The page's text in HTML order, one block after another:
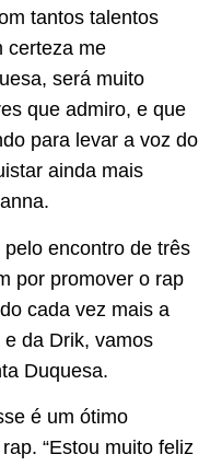
tantos talentos
certeza me
será muito
que admiro, e que
para levar a voz do
ainda mais
encontro de três
por promover o rap
cada vez mais a
da Drik, vamos
Duquesa.
é um ótimo
“Estou muito feliz